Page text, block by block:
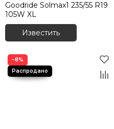
Goodride Solmax1 235/55 R19
105W XL
Известить
−8%